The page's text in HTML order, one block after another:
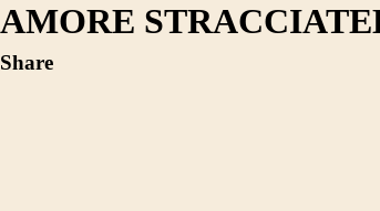
AMORE
Share